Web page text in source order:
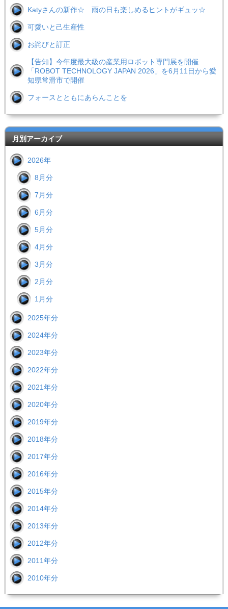
Katyさんの新作☆ 雨の日も楽しめるヒントがギュッ☆
可愛いと己生産性
お詫びと訂正
【告知】今年度最大級の産業用ロボット専門展を開催
「ROBOT TECHNOLOGY JAPAN 2026」を6月11日から愛
知県常滑市で開催
フォースとともにあらんことを
月別アーカイブ
2026年
8月分
7月分
6月分
5月分
4月分
3月分
2月分
1月分
2025年分
2024年分
2023年分
2022年分
2021年分
2020年分
2019年分
2018年分
2017年分
2016年分
2015年分
2014年分
2013年分
2012年分
2011年分
2010年分